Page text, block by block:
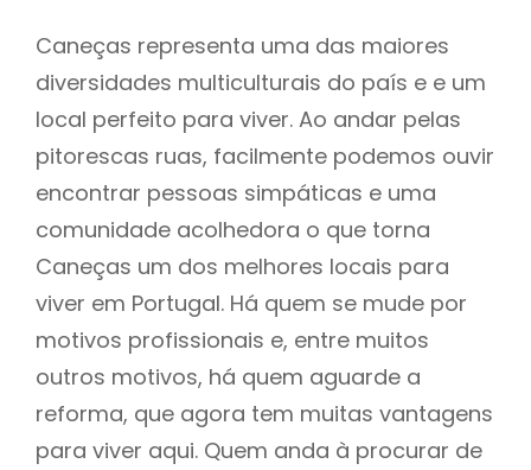
Caneças representa uma das maiores
diversidades multiculturais do país e e um
local perfeito para viver. Ao andar pelas
pitorescas ruas, facilmente podemos ouvir
encontrar pessoas simpáticas e uma
comunidade acolhedora o que torna
Caneças um dos melhores locais para
viver em Portugal. Há quem se mude por
motivos profissionais e, entre muitos
outros motivos, há quem aguarde a
reforma, que agora tem muitas vantagens
para viver aqui. Quem anda à procurar de